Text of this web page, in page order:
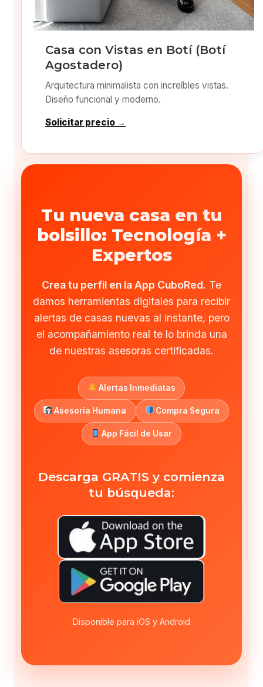
Casa con Vistas en Botí (Botí
Agostadero)
Arquitectura minimalista con increíbles vistas.
Diseño funcional y moderno.
Solicitar precio →
Tu nueva casa en tu
bolsillo: Tecnología +
Expertos
Crea tu perfil en la App CuboRed. Te
damos herramientas digitales para recibir
alertas de casas nuevas al instante, pero
el acompañamiento real te lo brinda una
de nuestras asesoras certificadas.
Alertas Inmediatas
Asesoría Humana Compra Segura
App Fácil de Usar
Descarga GRATIS y comienza
tu búsqueda:
Disponible para iOS y Android